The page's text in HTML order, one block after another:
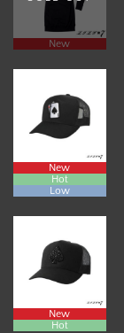
New
New
Hot
Low
New
Hot